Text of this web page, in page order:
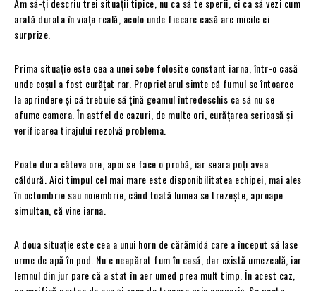
Am să-ți descriu trei situații tipice, nu ca să te sperii, ci ca să vezi cum
arată durata în viața reală, acolo unde fiecare casă are micile ei
surprize.
Prima situație este cea a unei sobe folosite constant iarna, într-o casă
unde coșul a fost curățat rar. Proprietarul simte că fumul se întoarce
la aprindere și că trebuie să țină geamul întredeschis ca să nu se
afume camera. În astfel de cazuri, de multe ori, curățarea serioasă și
verificarea tirajului rezolvă problema.
Poate dura câteva ore, apoi se face o probă, iar seara poți avea
căldură. Aici timpul cel mai mare este disponibilitatea echipei, mai ales
în octombrie sau noiembrie, când toată lumea se trezește, aproape
simultan, că vine iarna.
A doua situație este cea a unui horn de cărămidă care a început să lase
urme de apă în pod. Nu e neapărat fum în casă, dar există umezeală, iar
lemnul din jur pare că a stat în aer umed prea mult timp. În acest caz,